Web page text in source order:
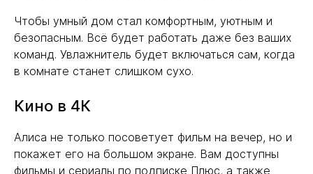
Чтобы умный дом стал комфортным, уютным и
безопасным. Всё будет работать даже без ваших
команд. Увлажнитель будет включаться сам, когда
в комнате станет слишком сухо.
Кино в 4К
Алиса не только посоветует фильм на вечер, но и
покажет его на большом экране. Вам доступны
фильмы и сериалы по подписке Плюс, а также